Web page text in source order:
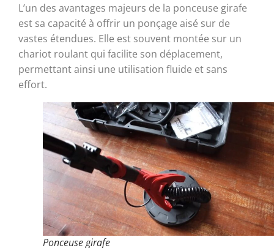
L’un des avantages majeurs de la ponceuse girafe
est sa capacité à offrir un ponçage aisé sur de
vastes étendues. Elle est souvent montée sur un
chariot roulant qui facilite son déplacement,
permettant ainsi une utilisation fluide et sans
effort.
Ponceuse girafe